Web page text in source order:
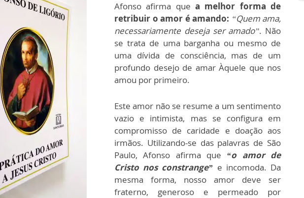
Afonso afirma que a melhor forma de
retribuir o amor é amando: “Quem ama,
necessariamente deseja ser amado”. Não
se trata de uma barganha ou mesmo de
uma dívida de consciência, mas de um
profundo desejo de amar Àquele que nos
amou por primeiro.
Este amor não se resume a um sentimento
vazio e intimista, mas se configura em
compromisso de caridade e doação aos
irmãos. Utilizando-se das palavras de São
Paulo, Afonso afirma que “o amor de
Cristo nos constrange” e incomoda. Da
mesma forma, nosso amor deve ser
fraterno, generoso e permeado por